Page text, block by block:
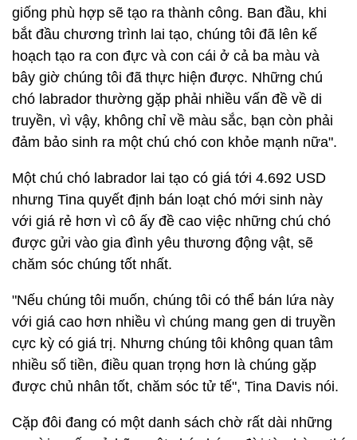
giống phù hợp sẽ tạo ra thành công. Ban đầu, khi
bắt đầu chương trình lai tạo, chúng tôi đã lên kế
hoạch tạo ra con đực và con cái ở cả ba màu và
bây giờ chúng tôi đã thực hiện được. Những chú
chó labrador thường gặp phải nhiều vấn đề về di
truyền, vì vậy, không chỉ về màu sắc, bạn còn phải
đảm bảo sinh ra một chú chó con khỏe mạnh nữa".
Một chú chó labrador lai tạo có giá tới 4.692 USD
nhưng Tina quyết định bán loạt chó mới sinh này
với giá rẻ hơn vì cô ấy đề cao việc những chú chó
được gửi vào gia đình yêu thương động vật, sẽ
chăm sóc chúng tốt nhất.
"Nếu chúng tôi muốn, chúng tôi có thể bán lứa này
với giá cao hơn nhiều vì chúng mang gen di truyền
cực kỳ có giá trị. Nhưng chúng tôi không quan tâm
nhiều số tiền, điều quan trọng hơn là chúng gặp
được chủ nhân tốt, chăm sóc tử tế", Tina Davis nói.
Cặp đôi đang có một danh sách chờ rất dài những